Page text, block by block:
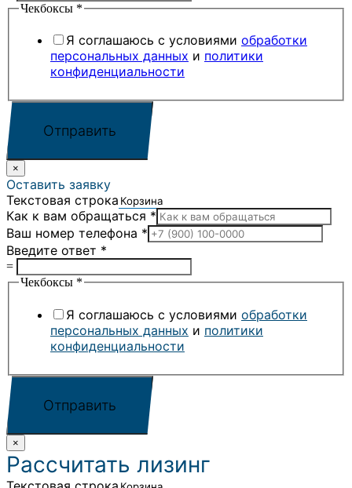
Чекбоксы *
Я соглашаюсь с условиями обработки
персональных данных и политики
конфиденциальности
Отправить
×
Оставить заявку
Текстовая строка
Как к вам обращаться *
Ваш номер телефона *
Введите ответ *
=
Чекбоксы *
Я соглашаюсь с условиями обработки
персональных данных и политики
конфиденциальности
Отправить
×
Рассчитать лизинг